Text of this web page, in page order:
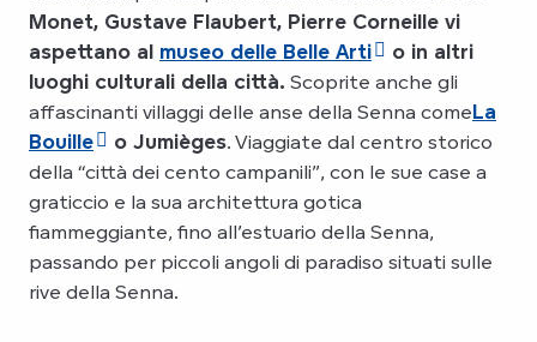
Monet, Gustave Flaubert, Pierre Corneille vi
aspettano al museo delle Belle Arti
o in altri
luoghi culturali della città. Scoprite anche gli
affascinanti villaggi delle anse della Senna comeLa
Bouille
o Jumièges. Viaggiate dal centro storico
della “città dei cento campanili”, con le sue case a
graticcio e la sua architettura gotica
fiammeggiante, fino all’estuario della Senna,
passando per piccoli angoli di paradiso situati sulle
rive della Senna.